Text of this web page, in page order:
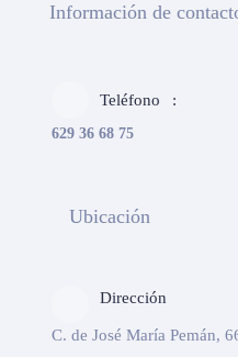
Información de
Teléfono
629 36 68 75
Ubicación
Dirección
C. de José María Pemán,